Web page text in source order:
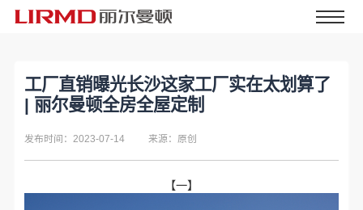
工厂直销曝光长沙这家工厂实在太划算了
| 丽尔曼顿全房全屋定制
发布时间：2023-07-14 来源：原创
【一】